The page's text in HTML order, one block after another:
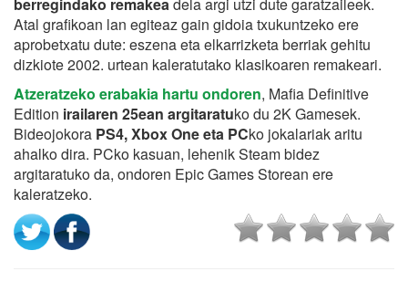
berregindako remakeadela argi utzi dute garatzaileek.
Atal grafikoan lan egiteaz gain gidoia txukuntzeko ere
aprobetxatu dute: eszena eta elkarrizketa berriak gehitu
dizkiote 2002. urtean kaleratutako klasikoaren remakeari.
Atzeratzeko erabakia hartu ondoren, Mafia Definitive
Edition irailaren 25ean argitaratuko du 2K Gamesek.
Bideojokora PS4, Xbox One eta PCko jokalariak aritu
ahalko dira. PCko kasuan, lehenik Steam bidez
argitaratuko da, ondoren Epic Games Storean ere
kaleratzeko.